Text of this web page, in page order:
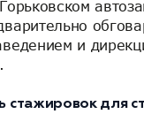
и
стажировок для